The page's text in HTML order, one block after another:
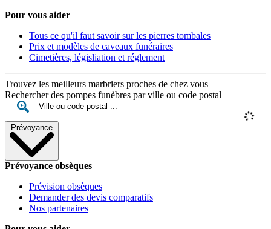
Pour vous aider
Tous ce qu'il faut savoir sur les pierres tombales
Prix et modèles de caveaux funéraires
Cimetières, législiation et réglement
Trouvez les meilleurs marbriers proches de chez vous
Rechercher des pompes funèbres par ville ou code postal
Prévoyance
Prévoyance obsèques
Prévision obsèques
Demander des devis comparatifs
Nos partenaires